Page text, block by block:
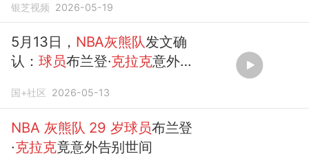
布兰登·克拉克意外离世，年仅
29岁
银芝视频 2026-05-19
5月13日， NBA灰熊队发文确
认：球员布兰登·克拉克意外去
国+社区 2026-05-13
NBA 灰熊队 29 岁球员布兰登
·克拉克竟意外告别世间